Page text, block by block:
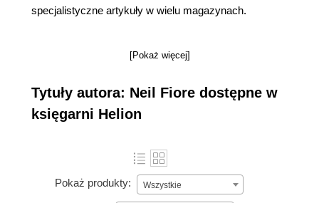
specjalistyczne artykuły w wielu magazynach.
[Pokaż więcej]
Tytuły autora: Neil Fiore dostępne w
księgarni Helion
Pokaż produkty: Wszystkie